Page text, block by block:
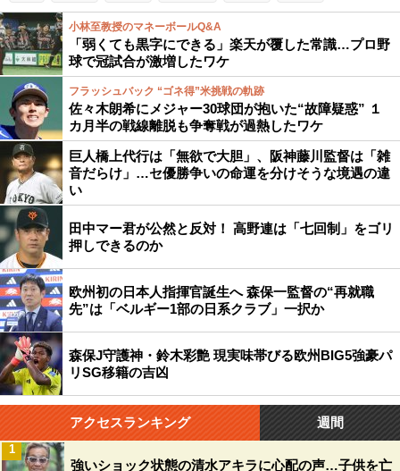
小林至教授のマネーボールQ&A
「弱くても黒字にできる」楽天が覆した常識…プロ野
球で冠試合が激増したワケ
フラッシュバック “ゴネ得”米挑戦の軌跡
佐々木朗希にメジャー30球団が抱いた“故障疑惑” １
カ月半の戦線離脱も争奪戦が過熱したワケ
巨人橋上代行は「無欲で大胆」、阪神藤川監督は「雑
音だらけ」…セ優勝争いの命運を分けそうな境遇の違
い
田中マー君が公然と反対！ 高野連は「七回制」をゴリ
押しできるのか
欧州初の日本人指揮官誕生へ 森保一監督の“再就職
先”は「ベルギー1部の日系クラブ」一択か
森保J守護神・鈴木彩艶 現実味帯びる欧州BIG5強豪パ
リSG移籍の吉凶
アクセスランキング 週間
強いショック状態の清水アキラに心配の声…子供を亡
1